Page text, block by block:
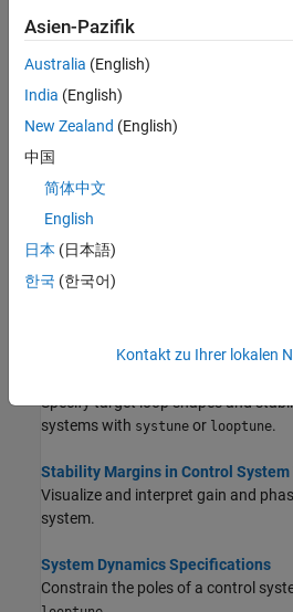
Themen
Configuring Design Requirements
This example shows how to
design requirements for use with
Time-Domain Specifications
Get an overview of available time-
system tuning with
Frequency-Domain Specifications
Specify target loop shapes and
systems with systune or looptune.
Stability Margins in Control
Visualize and interpret gain and
system.
System Dynamics Specifications
Constrain the poles of a control
Asien-Pazifik
Australia (English)
India (English)
New Zealand (English)
中国
简体中文
English
日本 (日本語)
한국 (한국어)
Kontakt zu Ihrer lokalen